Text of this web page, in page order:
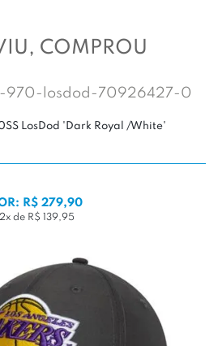
COMPROU
LosDod 'Dark Royal /White'
R$ 279,90
2x de R$ 139,95